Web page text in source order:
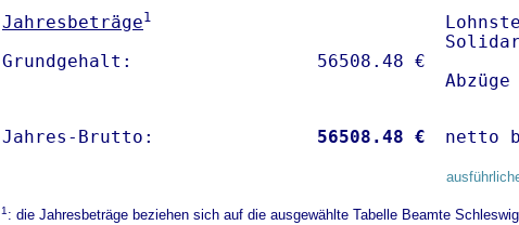
Jahresbeträge1
Jahres-Brutto: 56508.48 €
1: die Jahresbeträge beziehen sich auf die ausgewählte Tabelle Beamte